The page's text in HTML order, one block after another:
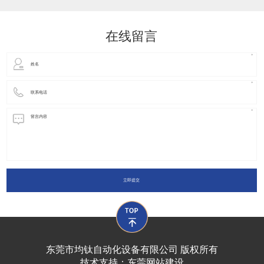
在线留言
立即提交
东莞市均钛自动化设备有限公司 版权所有